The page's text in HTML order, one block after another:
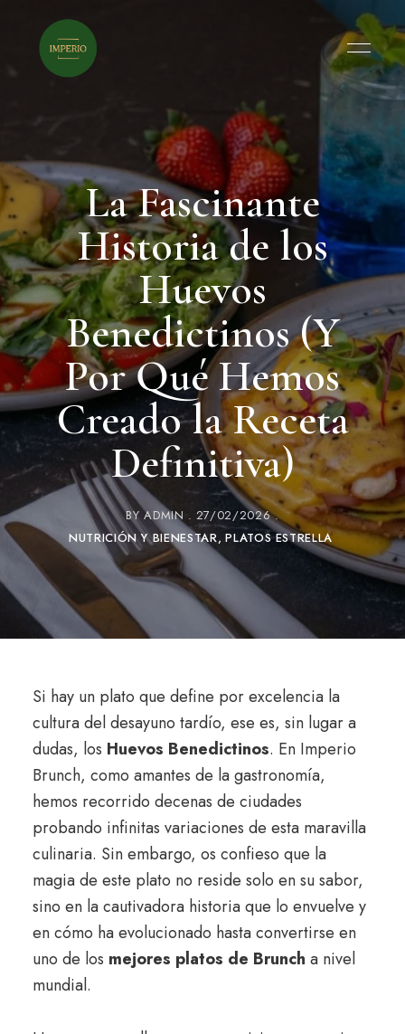
La Fascinante
Historia de los
Huevos
Benedictinos (Y
Por Qué Hemos
Creado la Receta
Definitiva)
BYADMIN
27/02/2026
NUTRICIÓN Y BIENESTAR PLATOS ESTRELLA
Si hay un plato que define por excelencia la
cultura del desayuno tardío, ese es, sin lugar a
dudas, los Huevos Benedictinos. En Imperio
Brunch, como amantes de la gastronomía,
hemos recorrido decenas de ciudades
probando infinitas variaciones de esta maravilla
culinaria. Sin embargo, os confieso que la
magia de este plato no reside solo en su sabor,
sino en la cautivadora historia que lo envuelve y
en cómo ha evolucionado hasta convertirse en
uno de los mejores platos de Brunch a nivel
mundial.